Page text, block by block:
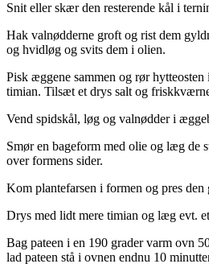
Snit eller skær den resterende kål i
Hak valnødderne groft og rist dem
og hvidløg og svits dem i olien.
Pisk æggene sammen og rør hytteosten
timian. Tilsæt et drys salt og
Vend spidskål, løg og valnødder i
Smør en bageform med olie og læg de
over formens sider.
Kom plantefarsen i formen og pres den
Drys med lidt mere timian og læg evt.
Bag pateen i en 190 grader varm ovn
lad pateen stå i ovnen endnu 10